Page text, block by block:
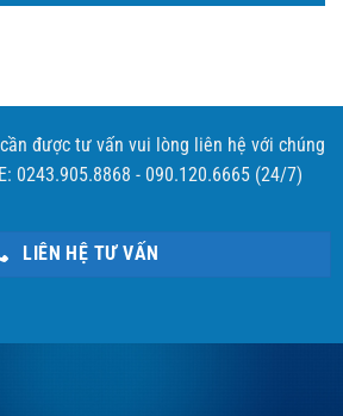
được tư vấn vui lòng liên hệ với chúng
0243.905.8868 - 090.120.6665 (24/7)
LIÊN HỆ TƯ VẤN